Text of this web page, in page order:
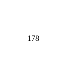
178